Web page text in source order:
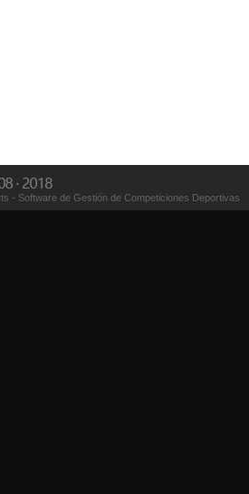
- Software de Gestión de Competiciones Deportivas